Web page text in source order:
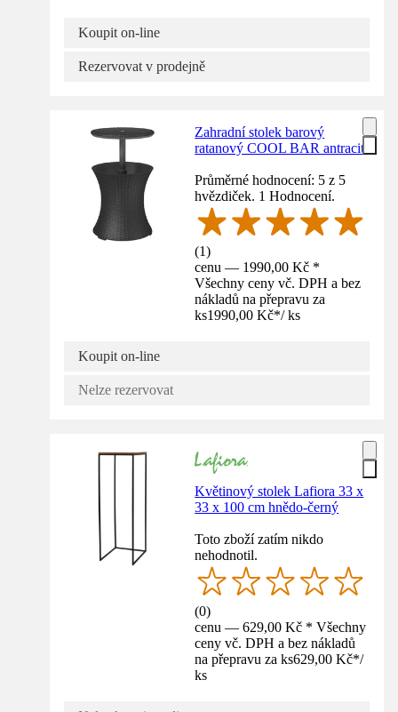
Koupit on-line
Rezervovat v prodejně
Zahradní stolek barový
ratanový COOL BAR antracit
Průměrné hodnocení: 5 z 5
hvězdiček. 1 Hodnocení.
(1)
cenu — 1990,00 Kč *
Všechny ceny vč. DPH a bez
nákladů na přepravu za
ks1990,00 Kč*/ ks
Koupit on-line
Nelze rezervovat
Květinový stolek Lafiora 33 x
33 x 100 cm hnědo-černý
Toto zboží zatím nikdo
nehodnotil.
(0)
cenu — 629,00 Kč * Všechny
ceny vč. DPH a bez nákladů
na přepravu za ks629,00 Kč*/
ks